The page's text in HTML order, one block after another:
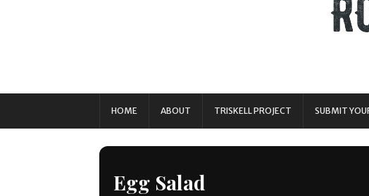
HOME ABOUT TRISKELL PROJECT SUBMIT
Egg Salad